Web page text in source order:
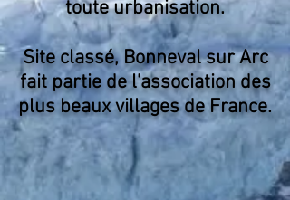
toute urbanisation.
Site classé, Bonneval sur Arc
fait partie de l'association des
plus beaux villages de France.